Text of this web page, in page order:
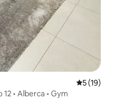
5 (19)
12 • Alberca • Gym